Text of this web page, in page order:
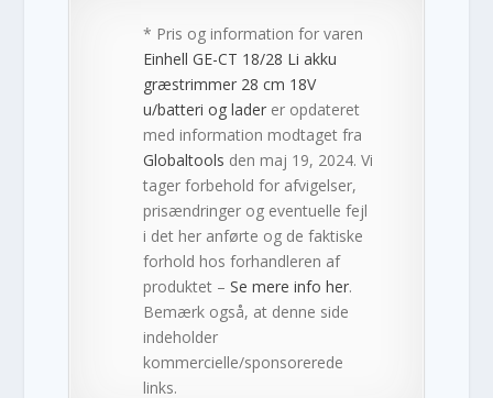
* Pris og information for varen
Einhell GE-CT 18/28 Li akku
græstrimmer 28 cm 18V
u/batteri og lader er opdateret
med information modtaget fra
Globaltools den maj 19, 2024. Vi
tager forbehold for afvigelser,
prisændringer og eventuelle fejl
i det her anførte og de faktiske
forhold hos forhandleren af
produktet –Se mere info her.
Bemærk også, at denne side
indeholder
kommercielle/sponsorerede
links.